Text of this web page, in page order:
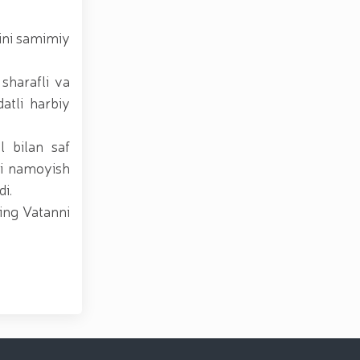
samimiy
va
harbiy
bilan saf
namoyish
Vatanni